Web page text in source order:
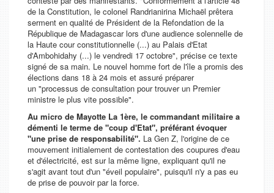
de la Constitution, le colonel Randrianirina Michaël prêtera
serment en qualité de Président de la Refondation de la
République de Madagascar lors d'une audience solennelle de
la Haute cour constitutionnelle (...) au Palais d'Etat
d'Ambohidahy (...) le vendredi 17 octobre", précise ce texte
signé de sa main. Le nouvel homme fort de l'île a promis des
élections dans 18 à 24 mois et assuré préparer
un "processus de consultation pour trouver un Premier
ministre le plus vite possible".
Au micro de Mayotte La 1ère, le commandant militaire a
démenti le terme de "coup d'Etat", préférant évoquer
"une prise de responsabilité". La Gen Z, l'origine de ce
mouvement initialement de contestation des coupures d'eau
et d'électricité, est sur la même ligne, expliquant qu'il ne
s'agit avant tout d'un "éveil populaire", puisqu'il n'y a pas eu
de prise de pouvoir par la force.